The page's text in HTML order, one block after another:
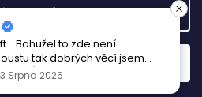
Souhlasím
Shoptet
. Všechna práva vyhrazena.
cookies
Bohužel to zde není
tak dobrých věcí jsem
Španělsku.
3 Srpna 2026